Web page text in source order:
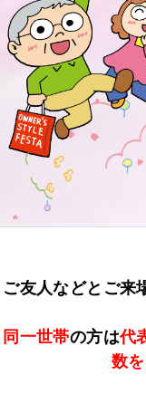
ご友人などとご来
同一世帯の方は代
数